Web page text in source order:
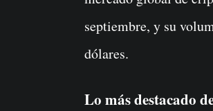
septiembre, y su
dólares.
Lo más destacado